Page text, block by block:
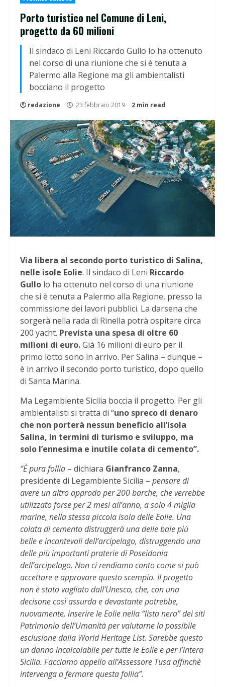
Porto turistico nel Comune di Leni,
progetto da 60 milioni
Il sindaco di Leni Riccardo Gullo lo ha ottenuto
nel corso di una riunione che si è tenuta a
Palermo alla Regione ma gli ambientalisti
bocciano il progetto
redazione 23 febbraio 2019 2 min read
Via libera al secondo porto turistico di Salina,
nelle isole Eolie. Il sindaco di Leni Riccardo
Gullo lo ha ottenuto nel corso di una riunione
che si è tenuta a Palermo alla Regione, presso la
commissione dei lavori pubblici. La darsena che
sorgerà nella rada di Rinella potrà ospitare circa
200 yacht. Prevista una spesa di oltre 60
milioni di euro.Già 16 milioni di euro per il
primo lotto sono in arrivo. Per Salina – dunque –
è in arrivo il secondo porto turistico, dopo quello
di Santa Marina.
Ma Legambiente Sicilia boccia il progetto. Per gli
ambientalisti si tratta di “uno spreco di denaro
che non porterà nessun beneficio all’isola
Salina, in termini di turismo e sviluppo, ma
solo l’ennesima e inutile colata di cemento”.
“È pura follia – dichiara Gianfranco Zanna,
presidente di Legambiente Sicilia – pensare di
avere un altro approdo per 200 barche, che verrebbe
utilizzato forse per 2 mesi all’anno, a solo 4 miglia
marine, nella stessa piccola isola delle Eolie. Una
colata di cemento distruggerà una delle baie più
belle e incantevoli dell’arcipelago, distruggendo una
delle più importanti praterie di Poseidonia
dell’arcipelago. Non ci rendiamo conto come si può
accettare e approvare questo scempio. Il progetto
non è stato vagliato dall’Unesco, che, con una
decisone così assurda e devastante potrebbe,
nuovamente, inserire le Eolie nella “lista nera” dei siti
Patrimonio dell’Umanità per valutarne la possibile
esclusione dalla World Heritage List. Sarebbe questo
un danno incalcolabile per tutte le Eolie e per l’intera
Sicilia. Facciamo appello all’Assessore Tusa affinché
intervenga a fermare questa follia”.